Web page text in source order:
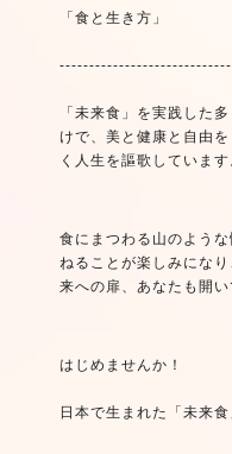
「食と生き方」
-----------------------------
「未来食」を実践した
けで、美と健康と自由
く人生を謳歌しています
食にまつわる山のよう
ねることが楽しみにな
来への扉、あなたも開い
はじめませんか！
日本で生まれた「未来食